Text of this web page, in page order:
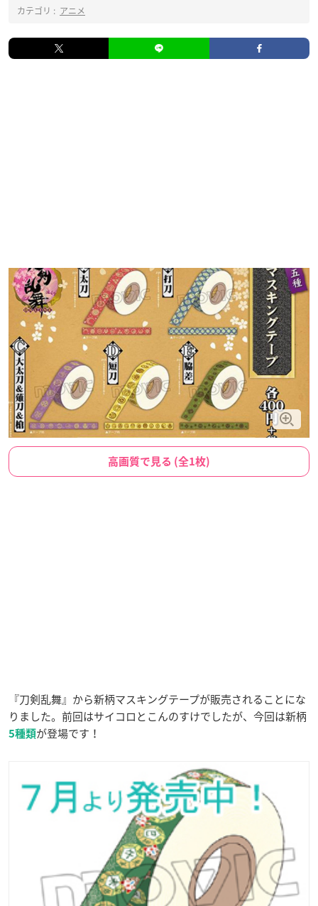
カテゴリ : アニメ
高画質で見る (全1枚)
『刀剣乱舞』から新柄マスキングテープが販売されることにな
りました。前回はサイコロとこんのすけでしたが、今回は新柄
5種類が登場です！